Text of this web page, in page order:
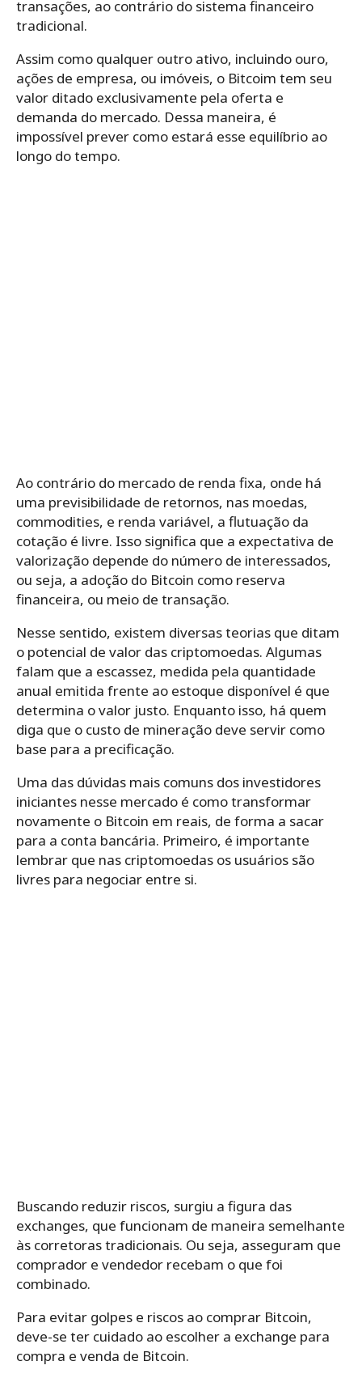
transações, ao contrário do sistema financeiro
tradicional.
Assim como qualquer outro ativo, incluindo ouro,
ações de empresa, ou imóveis, o Bitcoim tem seu
valor ditado exclusivamente pela oferta e
demanda do mercado. Dessa maneira, é
impossível prever como estará esse equilíbrio ao
longo do tempo.
Ao contrário do mercado de renda fixa, onde há
uma previsibilidade de retornos, nas moedas,
commodities, e renda variável, a flutuação da
cotação é livre. Isso significa que a expectativa de
valorização depende do número de interessados,
ou seja, a adoção do Bitcoin como reserva
financeira, ou meio de transação.
Nesse sentido, existem diversas teorias que ditam
o potencial de valor das criptomoedas. Algumas
falam que a escassez, medida pela quantidade
anual emitida frente ao estoque disponível é que
determina o valor justo. Enquanto isso, há quem
diga que o custo de mineração deve servir como
base para a precificação.
Uma das dúvidas mais comuns dos investidores
iniciantes nesse mercado é como transformar
novamente o Bitcoin em reais, de forma a sacar
para a conta bancária. Primeiro, é importante
lembrar que nas criptomoedas os usuários são
livres para negociar entre si.
Buscando reduzir riscos, surgiu a figura das
exchanges, que funcionam de maneira semelhante
às corretoras tradicionais. Ou seja, asseguram que
comprador e vendedor recebam o que foi
combinado.
Para evitar golpes e riscos ao comprar Bitcoin,
deve-se ter cuidado ao escolher a exchange para
compra e venda de Bitcoin.